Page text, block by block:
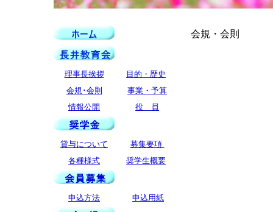
会規・会則
理事長挨拶
目的・歴史
会規･会則
事業・予算
情報公開
役 員
貸与について
募集要項
各種様式
奨学生概要
申込方法 申込用紙